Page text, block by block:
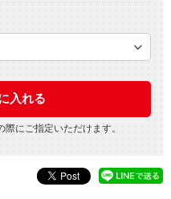
にご指定いただけます。